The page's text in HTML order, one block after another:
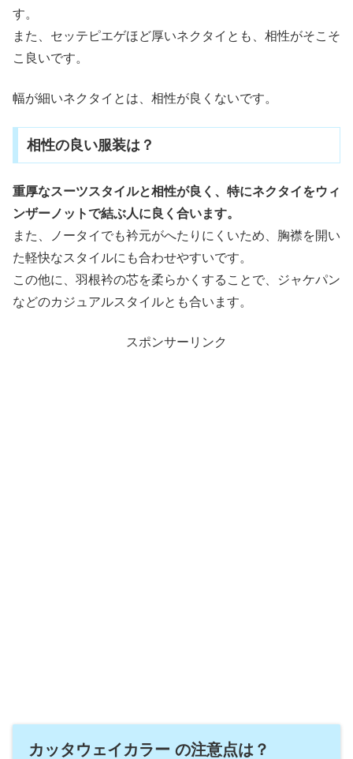
す。
また、セッテピエゲほど厚いネクタイとも、相性がそこそ
こ良いです。
幅が細いネクタイとは、相性が良くないです。
相性の良い服装は？
重厚なスーツスタイルと相性が良く、特にネクタイをウィ
ンザーノットで結ぶ人に良く合います。
また、ノータイでも衿元がへたりにくいため、胸襟を開い
た軽快なスタイルにも合わせやすいです。
この他に、羽根衿の芯を柔らかくすることで、ジャケパン
などのカジュアルスタイルとも合います。
スポンサーリンク
カッタウェイカラー の注意点は？